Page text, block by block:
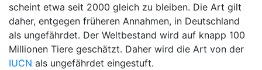
scheint etwa seit 2000 gleich zu bleiben. Die Art gilt
daher, entgegen früheren Annahmen, in Deutschland
als ungefährdet. Der Weltbestand wird auf knapp 100
Millionen Tiere geschätzt. Daher wird die Art von der
IUCN als ungefährdet eingestuft.